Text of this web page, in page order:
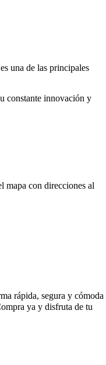
una de las principales
constante innovación y
mapa con direcciones al
rápida, segura y cómoda
ya y disfruta de tu